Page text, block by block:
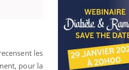
les
pour la